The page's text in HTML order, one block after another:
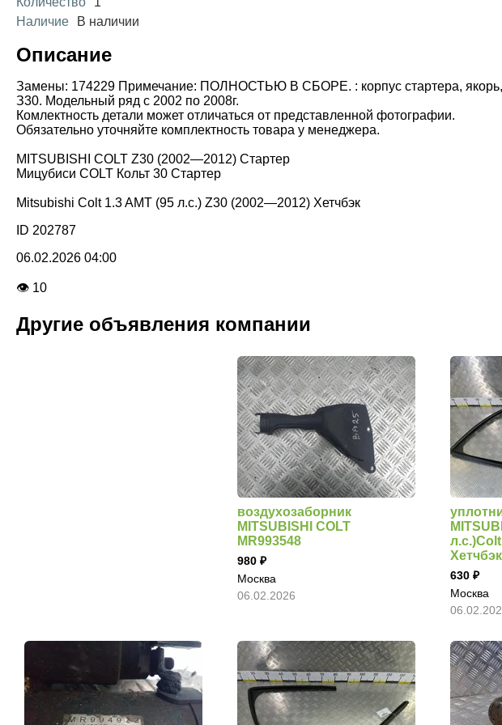
Наличие
В наличии
Описание
Замены: 174229 Примечание: ПОЛНОСТЬЮ В СБОРЕ. : корпус стартера, якорь,
З30. Модельный ряд с 2002 по 2008г.
Комлектность детали может отличаться от представленной фотографии.
Обязательно уточняйте комплектность товара у менеджера.
MITSUBISHI COLT Z30 (2002—2012) Стартер
Мицубиси COLT Кольт 30 Стартер
Mitsubishi Colt 1.3 AMT (95 л.с.) Z30 (2002—2012) Хетчбэк
ID 202787
06.02.2026 04:00
👁 10
Другие объявления компании
воздухозаборник
MITSUBISHI COLT
MR993548
980
Москва
06.02.2026
630
Москва